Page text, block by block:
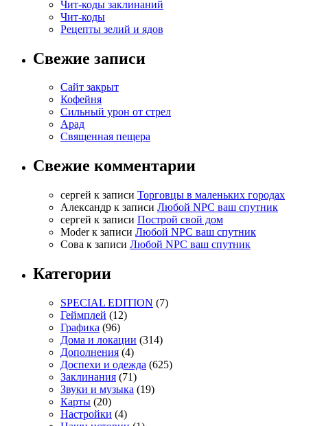
Чит-коды заклинаний
Чит-коды
Рецепты зелий и ядов
Свежие записи
Сайт закрыт
Кофейня
Cильный урон от стрел
Арад
Священная пещера
Свежие комментарии
cергей к записи Торговцы в маленьких городах
Александр к записи Любой NPC ваш спутник
cергей к записи Построй свой дом
Moderк записи Любой NPC ваш спутник
Сова к записи Любой NPC ваш спутник
Категории
SPECIAL EDITION (7)
Геймплей (12)
Графика (96)
Дома и локации (314)
Дополнения (4)
Доспехи и одежда (625)
Заклинания (71)
Звуки и музыка (19)
Карты (20)
Настройки (4)